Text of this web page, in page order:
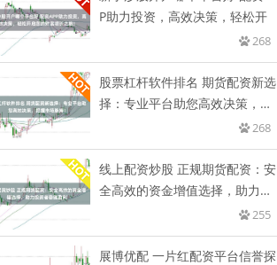
P助力投资，高效决策，轻松开
268
股票杠杆软件排名 期货配资新选
择：专业平台助您高效决策，把
268
线上配资炒股 正规期货配资：安
全高效的资金增值选择，助力投
255
展博优配 一片红配资平台信誉探